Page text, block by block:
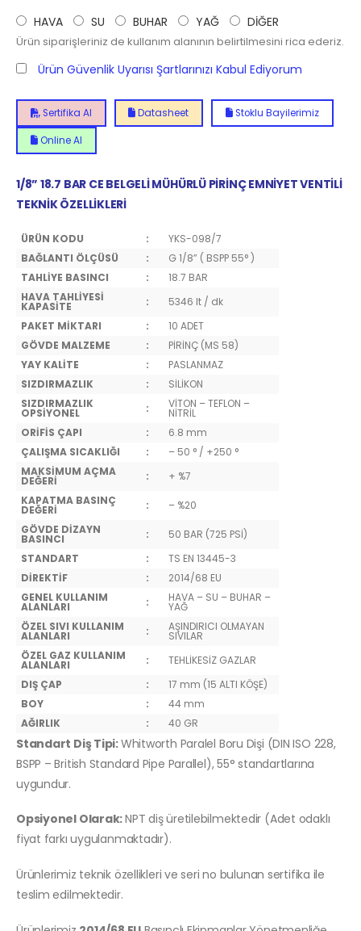
HAVA SU BUHAR YAĞ DİĞER
Ürün siparişleriniz de kullanım alanının belirtilmesini rica ederiz.
Ürün Güvenlik Uyarısı Şartlarınızı Kabul Ediyorum
Sertifika Al Datasheet Stoklu Bayilerimiz
Online Al
1/8” 18.7 BAR CE BELGELİ MÜHÜRLÜ PİRİNÇ EMNİYET VENTİLİ
TEKNİK ÖZELLİKLERİ
ÜRÜN KODU :
YKS-098/7
BAĞLANTI ÖLÇÜSÜ
:
G 1/8” ( BSPP 55° )
TAHLİYE BASINCI
:
18.7 BAR
HAVA TAHLİYESİ
KAPASİTE :
5346 lt / dk
PAKET MİKTARI
:
10 ADET
GÖVDE MALZEME
:
PİRİNÇ (MS 58)
YAY KALİTE
:
PASLANMAZ
SIZDIRMAZLIK
:
SİLİKON
SIZDIRMAZLIK
OPSİYONEL : VİTON – TEFLON –
NİTRİL
ORİFİS ÇAPI
:
6.8 mm
ÇALIŞMA SICAKLIĞI
:
– 50 ° / +250 °
MAKSİMUM AÇMA
DEĞERİ :
+ %7
KAPATMA BASINÇ
DEĞERİ :
– %20
GÖVDE DİZAYN
BASINCI :
50 BAR (725 PSİ)
STANDART
:
TS EN 13445-3
DİREKTİF
:
2014/68 EU
GENEL KULLANIM
ALANLARI : HAVA – SU – BUHAR –
YAĞ
ÖZEL SIVI KULLANIM
ALANLARI : AŞINDIRICI OLMAYAN
SIVILAR
ÖZEL GAZ KULLANIM
ALANLARI :
TEHLİKESİZ GAZLAR
DIŞ ÇAP
:
17 mm (15 ALTI KÖŞE)
BOY
:
44 mm
AĞIRLIK
: 40 GR
Standart Diş Tipi:Whitworth Paralel Boru Dişi (DIN ISO 228,
BSPP – British Standard Pipe Parallel), 55° standartlarına
uygundur.
Opsiyonel Olarak:NPT diş üretilebilmektedir (Adet odaklı
fiyat farkı uygulanmaktadır).
Ürünlerimiz teknik özellikleri ve seri no bulunan sertifika ile
teslim edilmektedir.